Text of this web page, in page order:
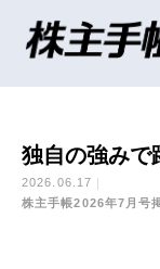
独自の強みで
2026.06.17
株主手帳2026年7月号